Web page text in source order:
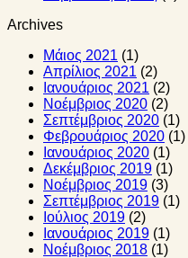
Archives
Μάιος 2021 (1)
Απρίλιος 2021 (2)
Ιανουάριος 2021 (2)
Νοέμβριος 2020 (2)
Σεπτέμβριος 2020 (1)
Φεβρουάριος 2020 (1)
Ιανουάριος 2020 (1)
Δεκέμβριος 2019 (1)
Νοέμβριος 2019 (3)
Σεπτέμβριος 2019 (1)
Ιούλιος 2019 (2)
Ιανουάριος 2019 (1)
Νοέμβριος 2018 (1)